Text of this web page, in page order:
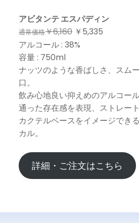
アビタンテ エスパディン
通常価格￥6,160 ￥5,335
アルコール : 38%
容量 : 750ml
ナッツのような香ばしさ、スム
口。
飲み心地良い抑えめのアルコー
通った存在感を表現、ストレー
カクテルベースをイメージでき
カル。
詳細・ご注文はこちら